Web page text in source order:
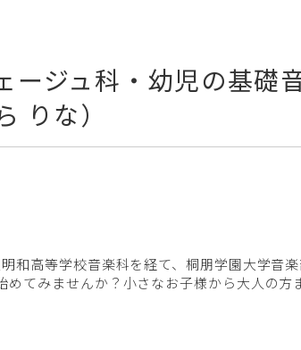
ージュ科・幼児の基礎
りな）
和高等学校音楽科を経て、桐朋学園大学音楽
てみませんか？小さなお子様から大人の方